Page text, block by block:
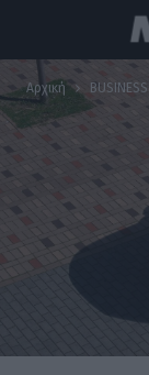
Αρχική BUSINESS